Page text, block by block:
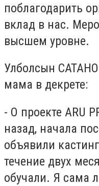
поблагодарить
вклад в нас.
высшем уровне.
Улболсын
мама в декрете:
- О проекте ARU
назад, начала
объявили
течение двух
обучали. Я сама